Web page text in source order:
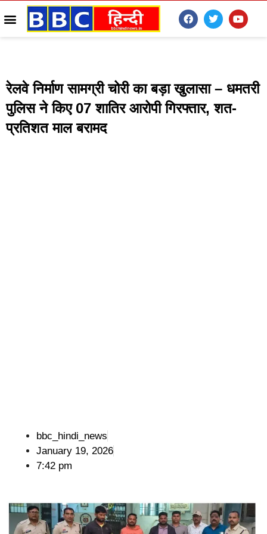
रेलवे निर्माण सामग्री चोरी का बड़ा खुलासा – धमतरी
पुलिस ने किए 07 शातिर आरोपी गिरफ्तार, शत-
प्रतिशत माल बरामद
bbc_hindi_news
January 19, 2026
7:42 pm